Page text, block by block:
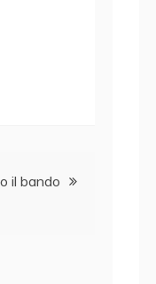
il bando